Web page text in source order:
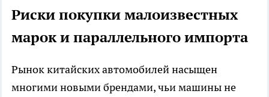
Риски покупки малоизвестных
марок и параллельного импорта
Рынок китайских автомобилей насыщен
многими новыми брендами, чьи машины не